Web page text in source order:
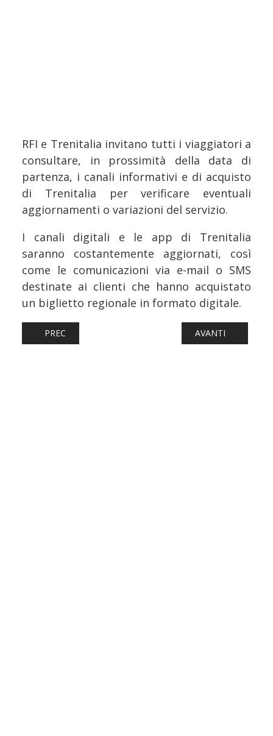
RFI e Trenitalia invitano tutti i viaggiatori a
consultare, in prossimità della data di
partenza, i canali informativi e di acquisto
di Trenitalia per verificare eventuali
aggiornamenti o variazioni del servizio.
I canali digitali e le app di Trenitalia
saranno costantemente aggiornati, così
come le comunicazioni via e-mail o SMS
destinate ai clienti che hanno acquistato
un biglietto regionale in formato digitale.
ARTICOLO PRECEDENTE: FERROVIE: LAZIO, VARIAZIONI
PREC ARTICOLO
AVANTI